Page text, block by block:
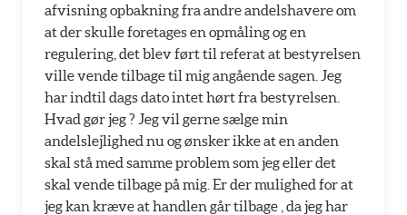
afvisning opbakning fra andre andelshavere om
at der skulle foretages en opmåling og en
regulering, det blev ført til referat at bestyrelsen
ville vende tilbage til mig angående sagen. Jeg
har indtil dags dato intet hørt fra bestyrelsen.
Hvad gør jeg ? Jeg vil gerne sælge min
andelslejlighed nu og ønsker ikke at en anden
skal stå med samme problem som jeg eller det
skal vende tilbage på mig. Er der mulighed for at
jeg kan kræve at handlen går tilbage , da jeg har